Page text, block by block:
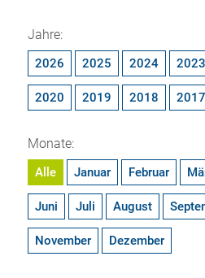
Jahre:
2026 2025 2024 2023
2020 2019 2018 2017
Monate:
Alle Januar Februar
Juni Juli August
November Dezember